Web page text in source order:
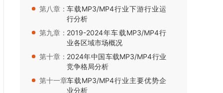
第八章：车载MP3/MP4行业下游行业运
行分析
第九章： 2019-2024年车载MP3/MP4行
业各区域市场概况
第十章： 2024年中国车载MP3/MP4行业
竞争格局分析
第十一章：车载MP3/MP4行业主要优势企
业分析